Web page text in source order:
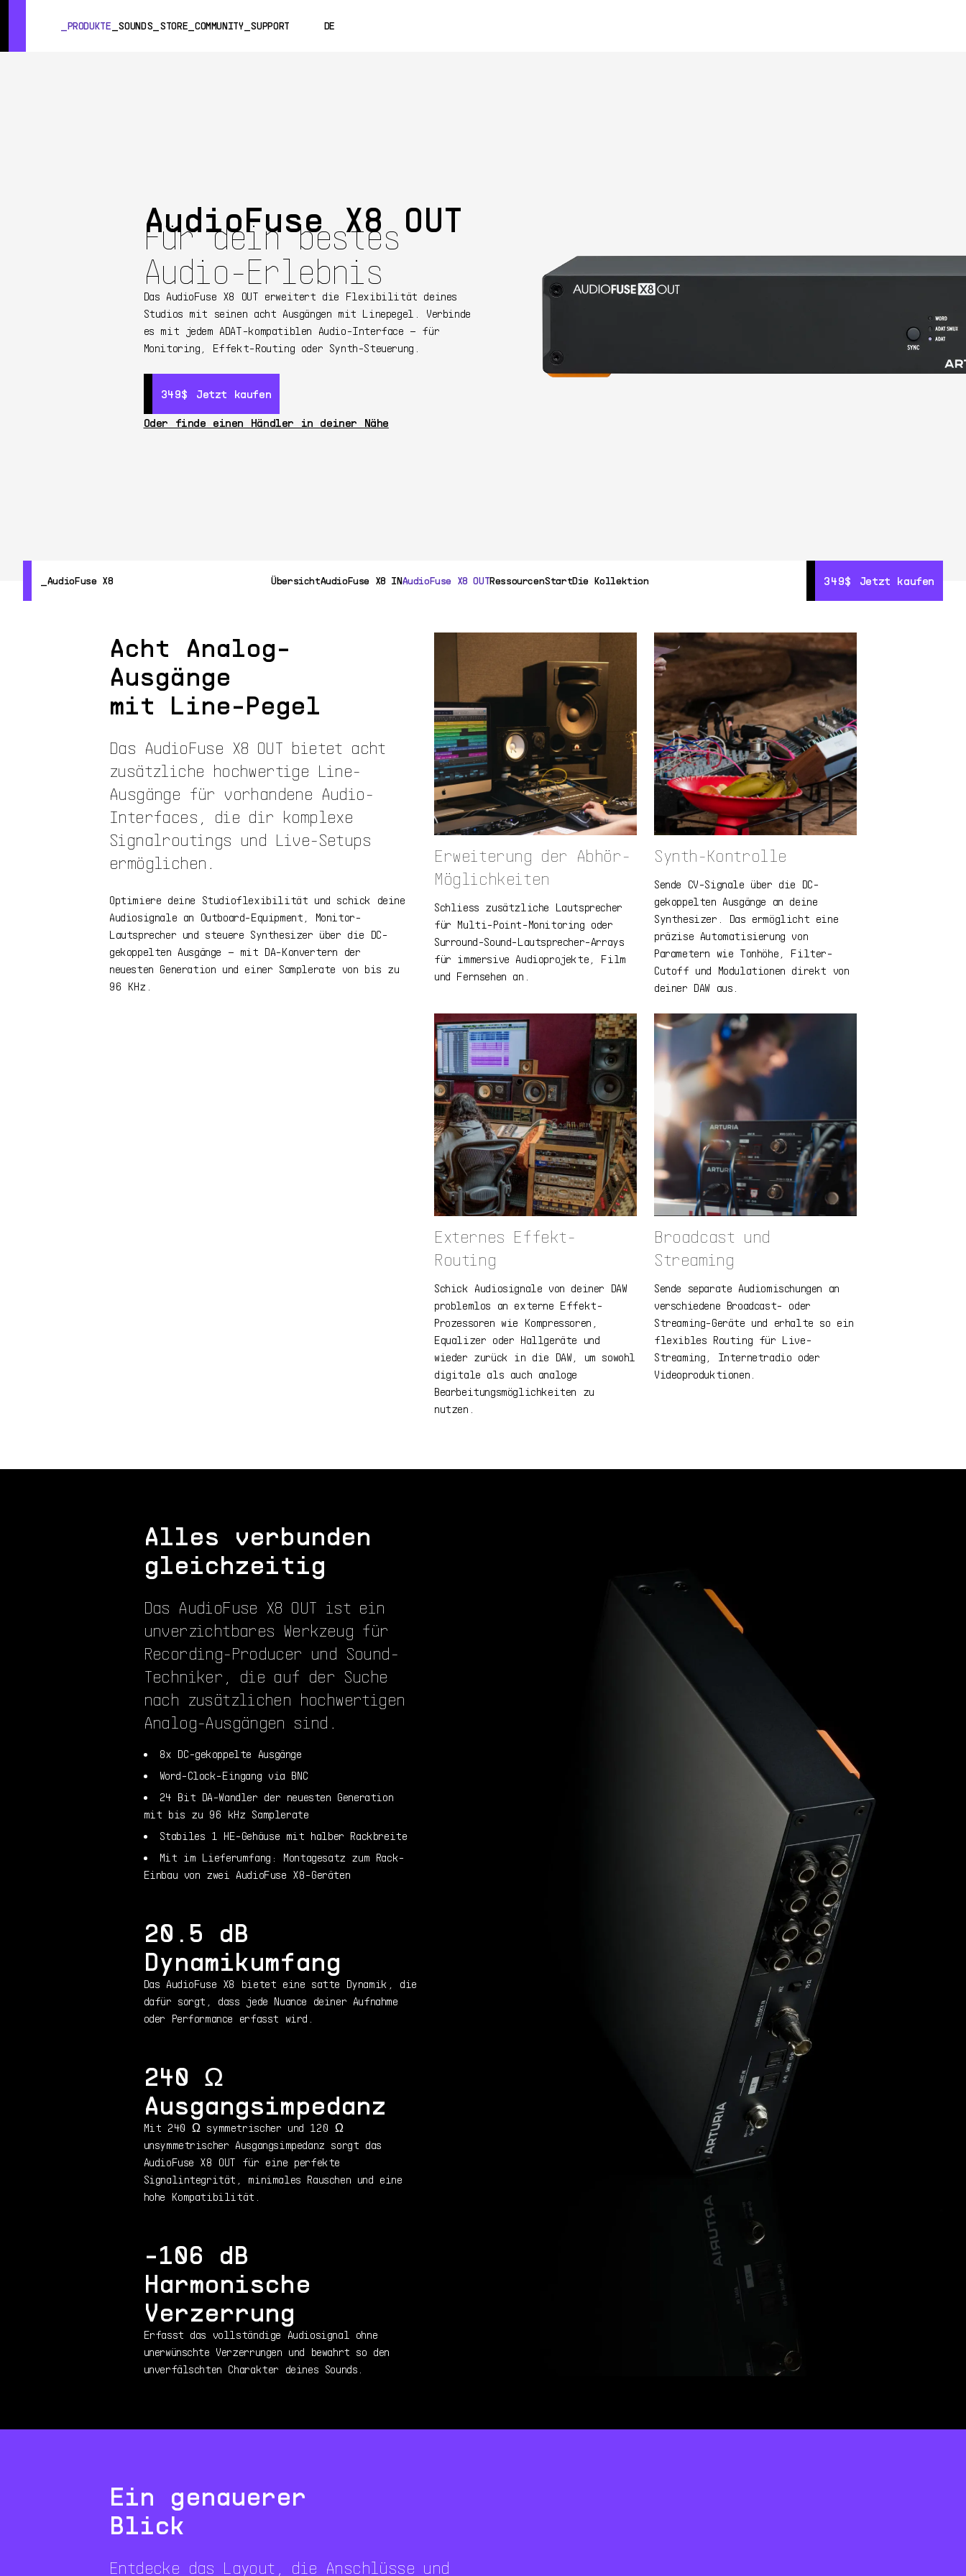
PRODUKTE SOUNDS STORE COMMUNITY SUPPORT DE
AudioFuse X8 OUT
Für dein bestes
Audio-Erlebnis
Das AudioFuse X8 OUT erweitert die Flexibilität deines
Studios mit seinen acht Ausgängen mit Linepegel. Verbinde
es mit jedem ADAT-kompatiblen Audio-Interface – für
Monitoring, Effekt-Routing oder Synth-Steuerung.
349$ Jetzt kaufen
349$ Jetzt kaufen
Oder finde einen Händler in deiner Nähe
AudioFuse X8 ÜbersichtAudioFuse X8 INAudioFuse X8 OUTRessourcenStartDie Kollektion 349$ Jetzt kaufen
349$ Jetzt kaufen
Acht Analog-
Ausgänge
mit Line-Pegel
Das AudioFuse X8 OUT bietet acht
zusätzliche hochwertige Line-
Ausgänge für vorhandene Audio-
Interfaces, die dir komplexe
Signalroutings und Live-Setups
ermöglichen.
Optimiere deine Studioflexibilität und schick deine
Audiosignale an Outboard-Equipment, Monitor-
Lautsprecher und steuere Synthesizer über die DC-
gekoppelten Ausgänge – mit DA-Konvertern der
neuesten Generation und einer Samplerate von bis zu
96 KHz.
Erweiterung der Abhör-
Möglichkeiten
Schliess zusätzliche Lautsprecher
für Multi-Point-Monitoring oder
Surround-Sound-Lautsprecher-Arrays
für immersive Audioprojekte, Film
und Fernsehen an.
Synth-Kontrolle
Sende CV-Signale über die DC-
gekoppelten Ausgänge an deine
Synthesizer. Das ermöglicht eine
präzise Automatisierung von
Parametern wie Tonhöhe, Filter-
Cutoff und Modulationen direkt von
deiner DAW aus.
Externes Effekt-
Routing
Schick Audiosignale von deiner DAW
problemlos an externe Effekt-
Prozessoren wie Kompressoren,
Equalizer oder Hallgeräte und
wieder zurück in die DAW, um sowohl
digitale als auch analoge
Bearbeitungsmöglichkeiten zu
nutzen.
Broadcast und
Streaming
Sende separate Audiomischungen an
verschiedene Broadcast- oder
Streaming-Geräte und erhalte so ein
flexibles Routing für Live-
Streaming, Internetradio oder
Videoproduktionen.
Alles verbunden
gleichzeitig
Das AudioFuse X8 OUT ist ein
unverzichtbares Werkzeug für
Recording-Producer und Sound-
Techniker, die auf der Suche
nach zusätzlichen hochwertigen
Analog-Ausgängen sind.
8x DC-gekoppelte Ausgänge
Word-Clock-Eingang via BNC
24 Bit DA-Wandler der neuesten Generation
mit bis zu 96 kHz Samplerate
Stabiles 1 HE-Gehäuse mit halber Rackbreite
Mit im Lieferumfang: Montagesatz zum Rack-
Einbau von zwei AudioFuse X8-Geräten
20.5 dB
Dynamikumfang
Das AudioFuse X8 bietet eine satte Dynamik, die
dafür sorgt, dass jede Nuance deiner Aufnahme
oder Performance erfasst wird.
240 Ω
Ausgangsimpedanz
Mit 240 Ω symmetrischer und 120 Ω
unsymmetrischer Ausgangsimpedanz sorgt das
AudioFuse X8 OUT für eine perfekte
Signalintegrität, minimales Rauschen und eine
hohe Kompatibilität.
-106 dB
Harmonische
Verzerrung
Erfasst das vollständige Audiosignal ohne
unerwünschte Verzerrungen und bewahrt so den
unverfälschten Charakter deines Sounds.
Ein genauerer
Blick
Entdecke das Layout, die Anschlüsse und